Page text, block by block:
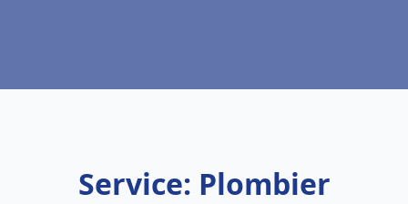
Service: Plombier